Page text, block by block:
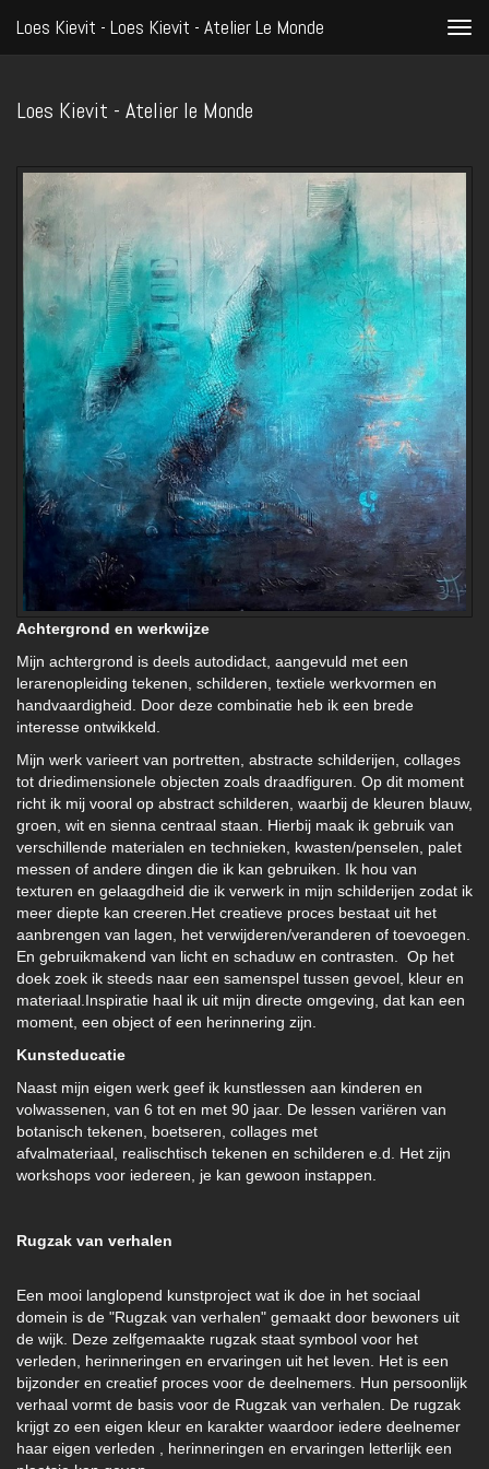
Loes Kievit - Loes Kievit - Atelier Le Monde
Loes Kievit - Atelier le Monde
Achtergrond en werkwijze
Mijn achtergrond is deels autodidact, aangevuld met een
lerarenopleiding tekenen, schilderen, textiele werkvormen en
handvaardigheid. Door deze combinatie heb ik een brede
interesse ontwikkeld.
Mijn werk varieert van portretten, abstracte schilderijen, collages
tot driedimensionele objecten zoals draadfiguren. Op dit moment
richt ik mij vooral op abstract schilderen, waarbij de kleuren blauw,
groen, wit en sienna centraal staan. Hierbij maak ik gebruik van
verschillende materialen en technieken, kwasten/penselen, palet
messen of andere dingen die ik kan gebruiken. Ik hou van
texturen en gelaagdheid die ik verwerk in mijn schilderijen zodat ik
meer diepte kan creeren.Het creatieve proces bestaat uit het
aanbrengen van lagen, het verwijderen/veranderen of toevoegen.
En gebruikmakend van licht en schaduw en contrasten. Op het
doek zoek ik steeds naar een samenspel tussen gevoel, kleur en
materiaal.Inspiratie haal ik uit mijn directe omgeving, dat kan een
moment, een object of een herinnering zijn.
Kunsteducatie
Naast mijn eigen werk geef ik kunstlessen aan kinderen en
volwassenen, van 6 tot en met 90 jaar. De lessen variëren van
botanisch tekenen, boetseren, collages met
afvalmateriaal, realischtisch tekenen en schilderen e.d. Het zijn
workshops voor iedereen, je kan gewoon instappen.
Rugzak van verhalen
Een mooi langlopend kunstproject wat ik doe in het sociaal
domein is de "Rugzak van verhalen" gemaakt door bewoners uit
de wijk. Deze zelfgemaakte rugzak staat symbool voor het
verleden, herinneringen en ervaringen uit het leven. Het is een
bijzonder en creatief proces voor de deelnemers. Hun persoonlijk
verhaal vormt de basis voor de Rugzak van verhalen. De rugzak
krijgt zo een eigen kleur en karakter waardoor iedere deelnemer
haar eigen verleden , herinneringen en ervaringen letterlijk een